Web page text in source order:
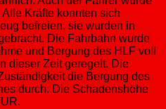
Kräfte konnten sich
befreien, sie wurden in
Die Fahrbahn wurde
und Bergung des HLF voll
dieser Zeit geregelt. Die
die Bergung des
durch. Die Schadenshöhe